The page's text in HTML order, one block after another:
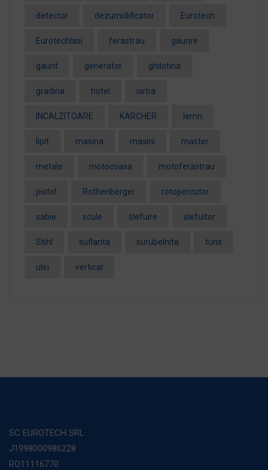
detector dezumidificator Eurotech
EurotechIasi ferastrau gaurire
gaurit generator ghilotina
gradina hotel iarba
INCALZITOARE KÄRCHER lemn
lipit masina masini master
metale motocoasa motoferastrau
pistol Rothenberger rotopercutor
sabie scule slefuire slefuitor
Stihl suflanta surubelnita tuns
ulei vertical
SC EUROTECH SRL
J1998000986228
RO11116770